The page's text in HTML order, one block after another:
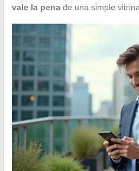
vale la penade una simple